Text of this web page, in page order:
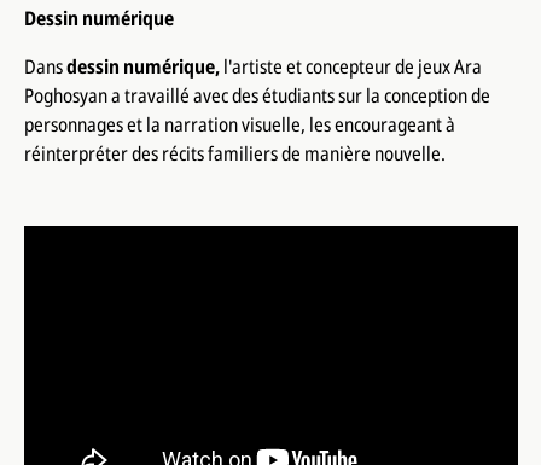
Dessin numérique
Dansdessin numérique,l'artiste et concepteur de jeux Ara
Poghosyan a travaillé avec des étudiants sur la conception de
personnages et la narration visuelle, les encourageant à
réinterpréter des récits familiers de manière nouvelle.